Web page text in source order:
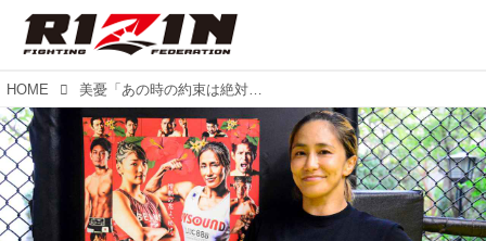
HOME 美憂「あの時の約束は絶対に守ります！」Yogibo presents RIZIN.32 公開練習